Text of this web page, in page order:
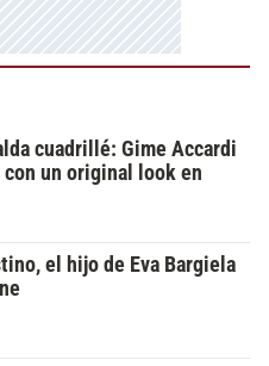
cuadrillé: Gime Accardi
con un original look en
el hijo de Eva Bargiela